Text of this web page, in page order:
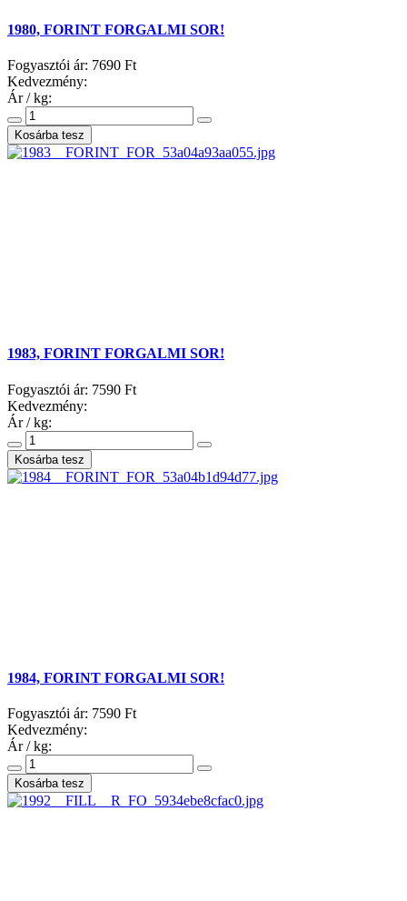
1980, FORINT FORGALMI SOR!
Fogyasztói ár: 7690 Ft
Kedvezmény:
Ár / kg:
1983, FORINT FORGALMI SOR!
Fogyasztói ár: 7590 Ft
Kedvezmény:
Ár / kg:
1984, FORINT FORGALMI SOR!
Fogyasztói ár: 7590 Ft
Kedvezmény:
Ár / kg: